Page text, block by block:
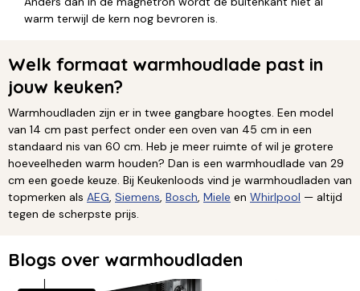
warm terwijl de kern nog bevroren is.
Welk formaat warmhoudlade past in
jouw keuken?
Warmhoudladen zijn er in twee gangbare hoogtes. Een model
van 14 cm past perfect onder een oven van 45 cm in een
standaard nis van 60 cm. Heb je meer ruimte of wil je grotere
hoeveelheden warm houden? Dan is een warmhoudlade van 29
cm een goede keuze. Bij Keukenloods vind je warmhoudladen van
topmerken als AEG Siemens Bosch Miele en Whirlpool — altijd
tegen de scherpste prijs.
Blogs over warmhoudladen